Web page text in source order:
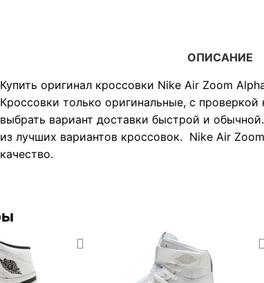
ОПИСАНИЕ
Купить оригинал кроссовки Nike Air Zoom
Кроссовки только оригинальные, с
выбрать вариант доставки быстрой и
из лучших вариантов кроссовок. Nike Air
качество.